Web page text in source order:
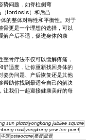
势问题，如脊柱侧弯
（lordosis）和后凸
的整体对称性和平衡性。对于
骨更是一个理想的选择，可以
解产后不适，促进身体的康
整骨疗法不仅可以缓解疼痛，
舒适度，让你重新找回身体的
姿势问题、产后恢复还是其他
帮助你找到最适合自己的解决
让我们一起迎接健康美好的每
sun plazayongkang jubilee square
mallyongkang yew tee point
中医osteocare 整骨 盆骨